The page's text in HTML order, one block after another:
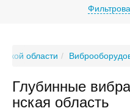
области
Глубинные
нская область